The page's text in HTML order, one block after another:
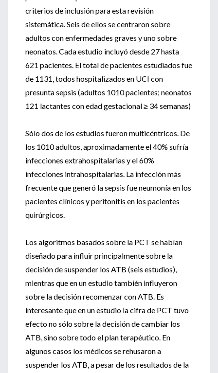
criterios de inclusión para esta revisión
sistemática. Seis de ellos se centraron sobre
adultos con enfermedades graves y uno sobre
neonatos. Cada estudio incluyó desde 27 hasta
621 pacientes. El total de pacientes estudiados fue
de 1131, todos hospitalizados en UCI con
presunta sepsis (adultos 1010 pacientes; neonatos
121 lactantes con edad gestacional ≥ 34 semanas)
Sólo dos de los estudios fueron multicéntricos. De
los 1010 adultos, aproximadamente el 40% sufría
infecciones extrahospitalarias y el 60%
infecciones intrahospitalarias. La infección más
frecuente que generó la sepsis fue neumonía en los
pacientes clínicos y peritonitis en los pacientes
quirúrgicos.
Los algoritmos basados sobre la PCT se habían
diseñado para influir principalmente sobre la
decisión de suspender los ATB (seis estudios),
mientras que en un estudio también influyeron
sobre la decisión recomenzar con ATB. Es
interesante que en un estudio la cifra de PCT tuvo
efecto no sólo sobre la decisión de cambiar los
ATB, sino sobre todo el plan terapéutico. En
algunos casos los médicos se rehusaron a
suspender los ATB, a pesar de los resultados de la